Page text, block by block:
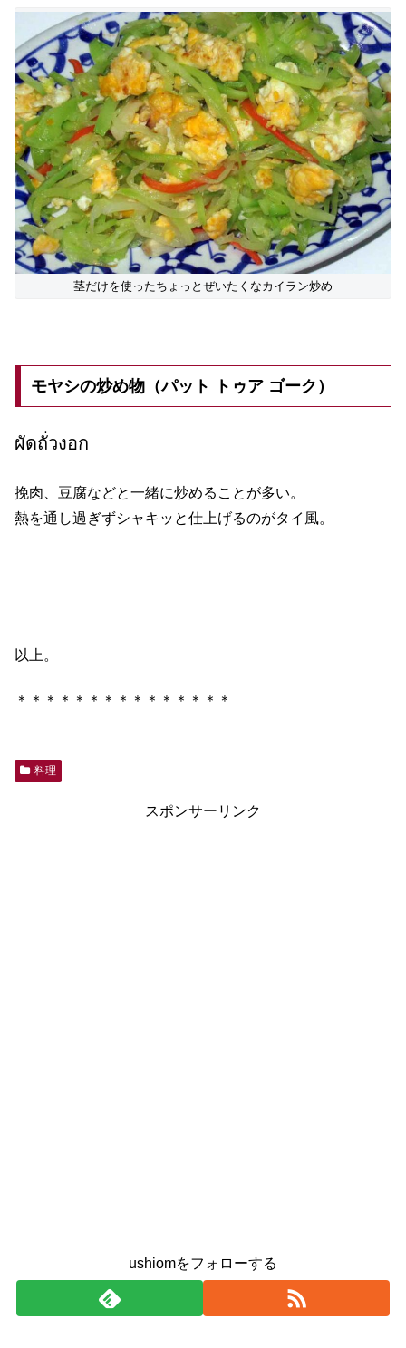
茎だけを使ったちょっとぜいたくなカイラン炒め
モヤシの炒め物（パット トゥア ゴーク）
ผัดถั่วงอก
挽肉、豆腐などと一緒に炒めることが多い。
熱を通し過ぎずシャキッと仕上げるのがタイ風。
以上。
＊＊＊＊＊＊＊＊＊＊＊＊＊＊＊
料理
スポンサーリンク
ushiomをフォローする